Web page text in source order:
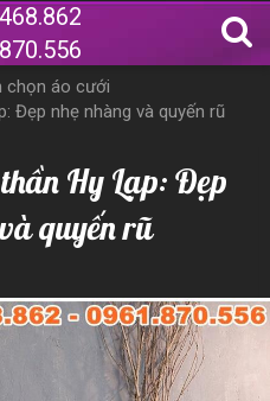
chọn áo cưới
Đẹp nhẹ nhàng và quyến rũ
Hy Lạp: Đẹp
quyến rũ